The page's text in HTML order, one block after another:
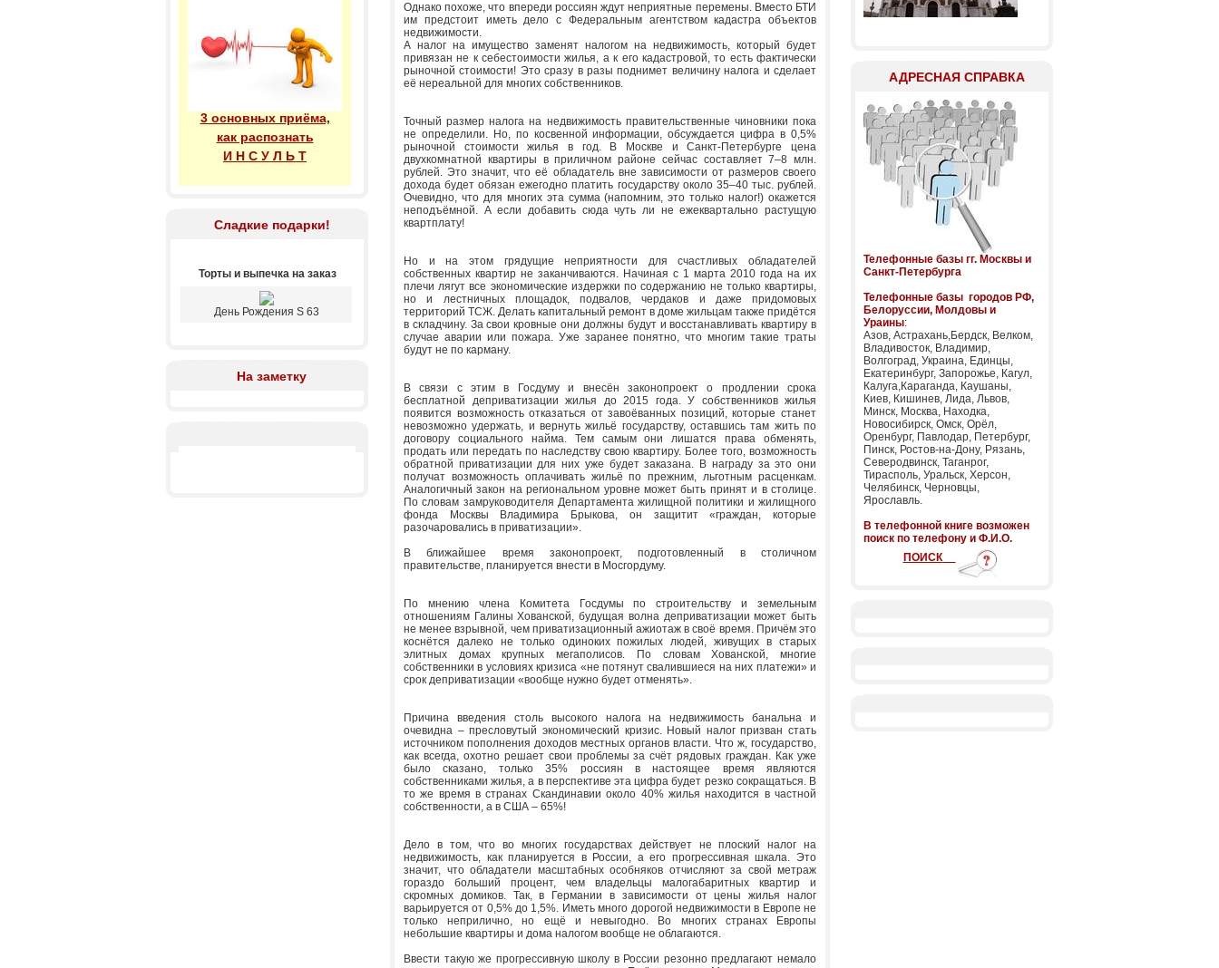
3 основных приёма,
как распознать
И Н С У Л Ь Т
Сладкие подарки!
Торты и выпечка на заказ
День Рождения S 63
На заметку
Однако похоже, что впереди россиян ждут неприятные перемены. Вместо БТИ
им предстоит иметь дело с Федеральным агентством кадастра объектов
недвижимости.
А налог на имущество заменят налогом на недвижимость, который будет
привязан не к себестоимости жилья, а к его кадастровой, то есть фактически
рыночной стоимости! Это сразу в разы поднимет величину налога и сделает
её нереальной для многих собственников.
Точный размер налога на недвижимость правительственные чиновники пока
не определили. Но, по косвенной информации, обсуждается цифра в 0,5%
рыночной стоимости жилья в год.
В Москве и Санкт-Петербурге цена
двухкомнатной квартиры в приличном районе сейчас составляет 7–8 млн.
рублей. Это значит, что её обладатель вне зависимости от размеров своего
дохода будет обязан ежегодно платить государству около 35–40 тыс. рублей.
Очевидно, что для многих эта сумма (напомним, это только налог!) окажется
неподъёмной. А если добавить сюда чуть ли не ежеквартально растущую
квартплату!
Но и на этом грядущие неприятности для счастливых обладателей
собственных квартир не заканчиваются. Начиная с 1 марта 2010 года на их
плечи лягут все экономические издержки по содержанию не только квартиры,
но и лестничных площадок, подвалов, чердаков и даже придомовых
территорий ТСЖ. Делать капитальный ремонт в доме жильцам также придётся
в складчину. За свои кровные они должны будут и восстанавливать квартиру в
случае аварии или пожара. Уже заранее понятно, что многим такие траты
будут не по карману.
В связи с этим в Госдуму и внесён законопроект о продлении срока
бесплатной деприватизации жилья до 2015 года. У собственников жилья
появится возможность отказаться от завоёванных позиций, которые станет
невозможно удержать, и вернуть жильё государству, оставшись там жить по
договору социального найма. Тем самым они лишатся права обменять,
продать или передать по наследству свою квартиру. Более того, возможность
обратной приватизации для них уже будет заказана. В награду за это они
получат возможность оплачивать жильё по прежним, льготным расценкам.
Аналогичный закон на региональном уровне может быть принят и в столице.
По словам замруководителя Департамента жилищной политики и жилищного
фонда Москвы Владимира Брыкова, он защитит «граждан, которые
разочаровались в приватизации».
В ближайшее время законопроект, подготовленный в столичном
правительстве, планируется внести в Мосгордуму.
По мнению члена Комитета Госдумы по строительству и земельным
отношениям Галины Хованской, будущая волна деприватизации может быть
не менее взрывной, чем приватизационный ажиотаж в своё время. Причём это
коснётся далеко не только одиноких пожилых людей, живущих в старых
элитных домах крупных мегаполисов. По словам Хованской, многие
собственники в условиях кризиса «не потянут свалившиеся на них платежи» и
срок деприватизации «вообще нужно будет отменять».
Причина введения столь высокого налога на недвижимость банальна и
очевидна – пресловутый экономический кризис. Новый налог призван стать
источником пополнения доходов местных органов власти. Что ж, государство,
как всегда, охотно решает свои проблемы за счёт рядовых граждан. Как уже
было сказано, только 35% россиян в настоящее время являются
собственниками жилья, а в перспективе эта цифра будет резко сокращаться. В
то же время в странах Скандинавии около 40% жилья находится в частной
собственности, а в США – 65%!
Дело в том, что во многих государствах действует не плоский налог на
недвижимость, как планируется в России, а его прогрессивная шкала. Это
значит, что обладатели масштабных особняков отчисляют за свой метраж
гораздо больший процент, чем владельцы малогабаритных квартир и
скромных домиков. Так, в Германии в зависимости от цены жилья налог
варьируется от 0,5% до 1,5%. Иметь много дорогой недвижимости в Европе не
только неприлично, но ещё и невыгодно. Во многих странах Европы
небольшие квартиры и дома налогом вообще не облагаются.
Ввести такую же прогрессивную школу в России резонно предлагают немало
АДРЕСНАЯ СПРАВКА
Телефонные базы гг. Москвы и
Санкт-Петербурга
Телефонные базы городов РФ,
Белоруссии, Молдовы и
Ураины:
Азов, Астрахань,Бердск, Велком,
Владивосток, Владимир,
Волгоград, Украина, Единцы,
Екатеринбург, Запорожье, Кагул,
Калуга,Караганда, Каушаны,
Киев, Кишинев, Лида, Львов,
Минск, Москва, Находка,
Новосибирск, Омск, Орёл,
Оренбург, Павлодар, Петербург,
Пинск, Ростов-на-Дону, Рязань,
Северодвинск, Таганрог,
Тирасполь, Уральск, Херсон,
Челябинск, Черновцы,
Ярославль.
В телефонной книге возможен
поиск по телефону и Ф.И.О.
ПОИСК